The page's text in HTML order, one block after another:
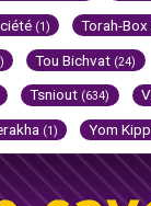
(1) Torah-
Tou Bichvat (24)
Tsniout (634)
(1) Yom